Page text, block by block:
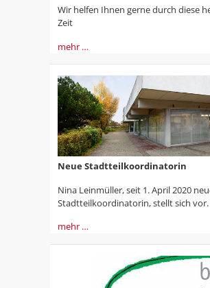
Wir helfen Ihnen gerne durch diese
Zeit
mehr …
Neue Stadtteilkoordinatorin
Nina Leinmüller, seit 1. April 2020
Stadtteilkoordinatorin, stellt sich vor.
mehr …